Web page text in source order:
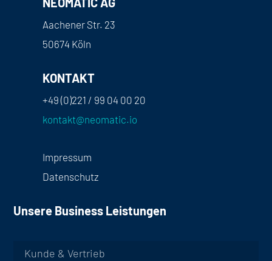
Aachener Str. 23
50674 Köln
KONTAKT
+49 (0)221 / 99 04 00 20
kontakt@neomatic.io
Impressum
Datenschutz
Unsere Business Leistungen
Kunde & Vertrieb